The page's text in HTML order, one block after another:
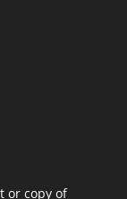
or copy of